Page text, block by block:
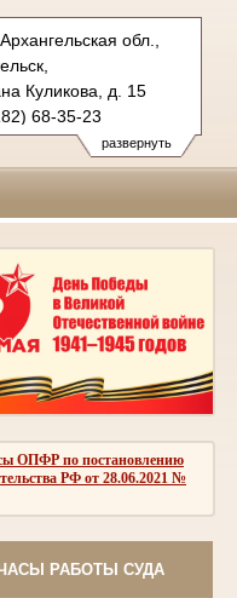
развернуть
обл.,
Куликова, д. 15
68-35-23
ОПФР по постановлению
РФ от 28.06.2021 №
РАБОТЫ СУДА